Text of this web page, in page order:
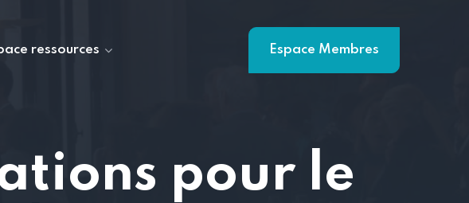
ressources Espace Membres
pour le